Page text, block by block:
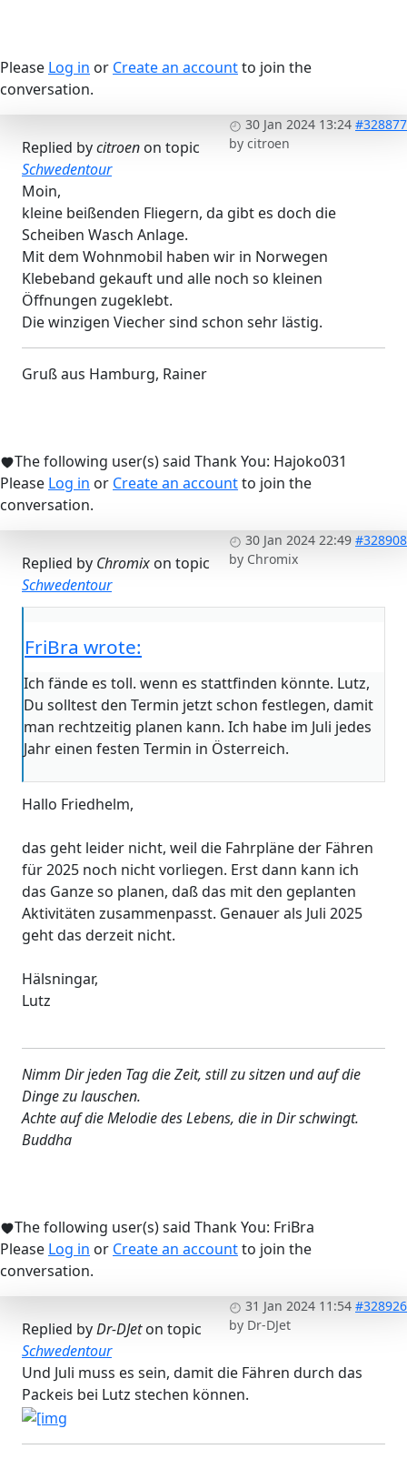
Please Log in or Create an accountto join the
conversation.
30 Jan 2024 13:24 #328877
by citroen
Replied bycitroenon topic
Schwedentour
Moin,
kleine beißenden Fliegern, da gibt es doch die
Scheiben Wasch Anlage.
Mit dem Wohnmobil haben wir in Norwegen
Klebeband gekauft und alle noch so kleinen
Öffnungen zugeklebt.
Die winzigen Viecher sind schon sehr lästig.
Gruß aus Hamburg, Rainer
The following user(s) said Thank You: Hajoko031
Please Log in or Create an accountto join the
conversation.
30 Jan 2024 22:49 #328908
by Chromix
Replied by Chromixon topic
Schwedentour
FriBra wrote:
Ich fände es toll. wenn es stattfinden könnte. Lutz,
Du solltest den Termin jetzt schon festlegen, damit
man rechtzeitig planen kann. Ich habe im Juli jedes
Jahr einen festen Termin in Österreich.
Hallo Friedhelm,
das geht leider nicht, weil die Fahrpläne der Fähren
für 2025 noch nicht vorliegen. Erst dann kann ich
das Ganze so planen, daß das mit den geplanten
Aktivitäten zusammenpasst. Genauer als Juli 2025
geht das derzeit nicht.
Hälsningar,
Lutz
Nimm Dir jeden Tag die Zeit, still zu sitzen und auf die
Dinge zu lauschen.
Achte auf die Melodie des Lebens, die in Dir schwingt.
Buddha
The following user(s) said Thank You: FriBra
Please Log in or Create an accountto join the
conversation.
31 Jan 2024 11:54 #328926
by Dr-DJet
Replied byDr-DJeton topic
Schwedentour
Und Juli muss es sein, damit die Fähren durch das
Packeis bei Lutz stechen können.